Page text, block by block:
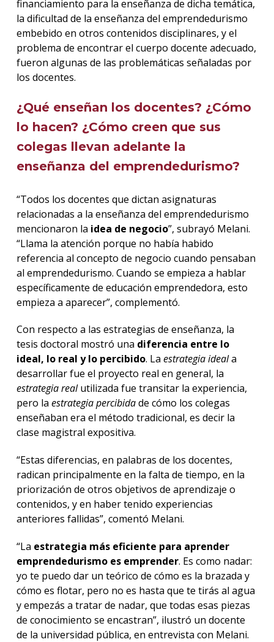
financiamiento para la enseñanza de dicha temática,
la dificultad de la enseñanza del emprendedurismo
embebido en otros contenidos disciplinares, y el
problema de encontrar el cuerpo docente adecuado,
fueron algunas de las problemáticas señaladas por
los docentes.
¿Qué enseñan los docentes? ¿Cómo
lo hacen? ¿Cómo creen que sus
colegas llevan adelante la
enseñanza del emprendedurismo?
“Todos los docentes que dictan asignaturas
relacionadas a la enseñanza del emprendedurismo
mencionaron la idea de negocio”, subrayó Melani.
“Llama la atención porque no había habido
referencia al concepto de negocio cuando pensaban
al emprendedurismo. Cuando se empieza a hablar
específicamente de educación emprendedora, esto
empieza a aparecer”, complementó.
Con respecto a las estrategias de enseñanza, la
tesis doctoral mostró una diferencia entre lo
ideal, lo real y lo percibido. La estrategia ideala
desarrollar fue el proyecto real en general, la
estrategia realutilizada fue transitar la experiencia,
pero la estrategia percibidade cómo los colegas
enseñaban era el método tradicional, es decir la
clase magistral expositiva.
“Estas diferencias, en palabras de los docentes,
radican principalmente en la falta de tiempo, en la
priorización de otros objetivos de aprendizaje o
contenidos, y en haber tenido experiencias
anteriores fallidas”, comentó Melani.
“La estrategia más eficiente para aprender
emprendedurismo es emprender. Es como nadar:
yo te puedo dar un teórico de cómo es la brazada y
cómo es flotar, pero no es hasta que te tirás al agua
y empezás a tratar de nadar, que todas esas piezas
de conocimiento se encastran”, ilustró un docente
de la universidad pública, en entrevista con Melani.